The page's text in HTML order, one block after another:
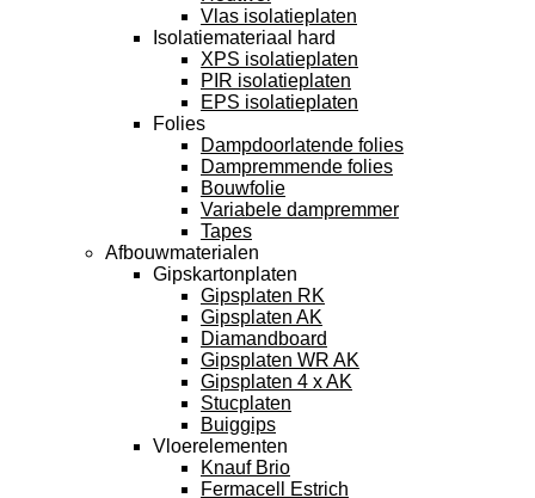
Vlas isolatieplaten
Isolatiemateriaal hard
XPS isolatieplaten
PIR isolatieplaten
EPS isolatieplaten
Folies
Dampdoorlatende folies
Dampremmende folies
Bouwfolie
Variabele dampremmer
Tapes
Afbouwmaterialen
Gipskartonplaten
Gipsplaten RK
Gipsplaten AK
Diamandboard
Gipsplaten WR AK
Gipsplaten 4 x AK
Stucplaten
Buiggips
Vloerelementen
Knauf Brio
Fermacell Estrich